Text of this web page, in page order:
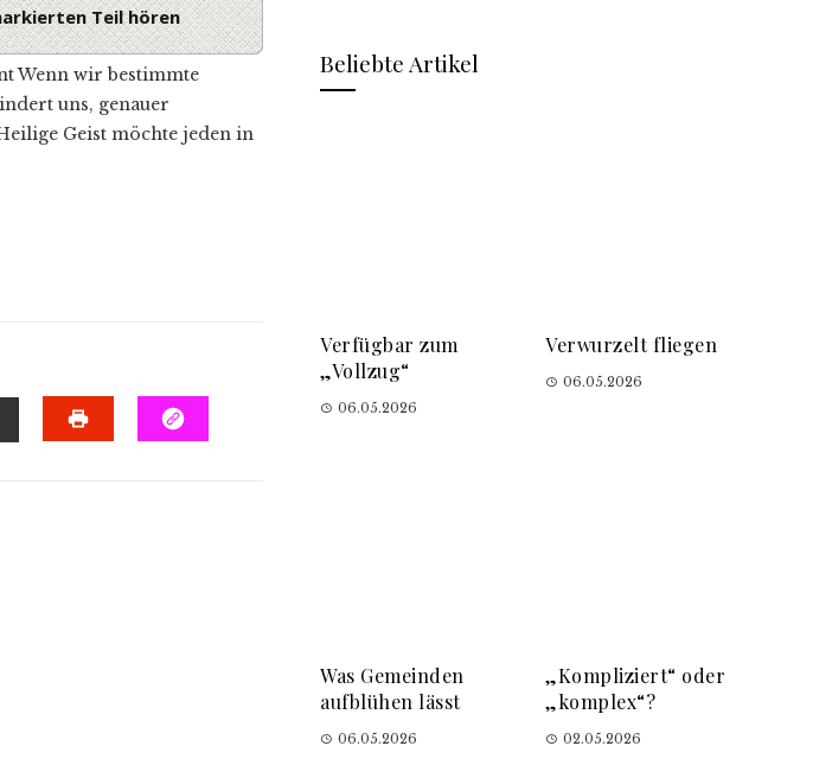
Teil hören
Powered ByGSpeech
Wenn wir bestimmte
uns, genauer
Geist möchte jeden in
Beliebte Artikel
Verfügbar zum
„Vollzug“
06.05.2026
Verwurzelt fliegen
06.05.2026
Was Gemeinden
aufblühen lässt
06.05.2026
„Kompliziert“ oder
„komplex“?
02.05.2026